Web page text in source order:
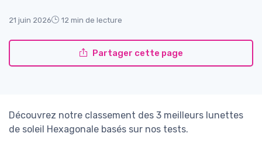
21 juin 2026 12 min de lecture
Partager cette page
Découvrez notre classement des 3 meilleurs lunettes
de soleil Hexagonale basés sur nos tests.